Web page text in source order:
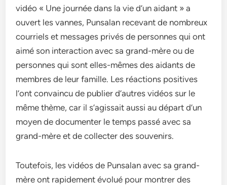
vidéo « Une journée dans la vie d’un aidant » a
ouvert les vannes, Punsalan recevant de nombreux
courriels et messages privés de personnes qui ont
aimé son interaction avec sa grand-mère ou de
personnes qui sont elles-mêmes des aidants de
membres de leur famille. Les réactions positives
l’ont convaincu de publier d’autres vidéos sur le
même thème, car il s’agissait aussi au départ d’un
moyen de documenter le temps passé avec sa
grand-mère et de collecter des souvenirs.
Toutefois, les vidéos de Punsalan avec sa grand-
mère ont rapidement évolué pour montrer des